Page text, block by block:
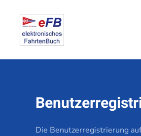
Zum Hauptinhalt springen
Die Benutzerregistrierung